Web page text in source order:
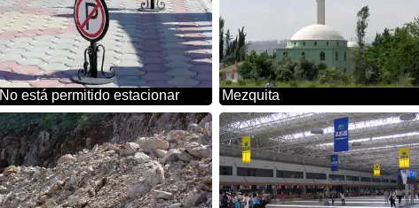
No está permitido estacionar Mezquita